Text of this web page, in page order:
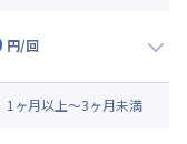
円/回
1 ヶ月以上～3ヶ月未満